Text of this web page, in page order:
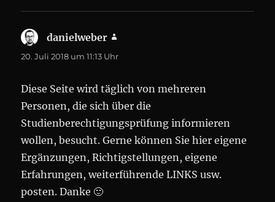
danielweber
20. Juli 2018 um 11:13 Uhr
Diese Seite wird täglich von mehreren
Personen, die sich über die
Studienberechtigungsprüfung informieren
wollen, besucht. Gerne können Sie hier eigene
Ergänzungen, Richtigstellungen, eigene
Erfahrungen, weiterführende LINKS usw.
posten. Danke 🙂